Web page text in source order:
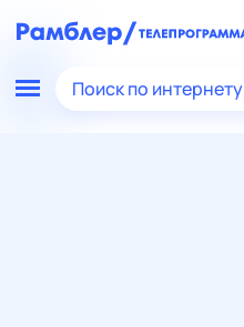
Поиск по интернету